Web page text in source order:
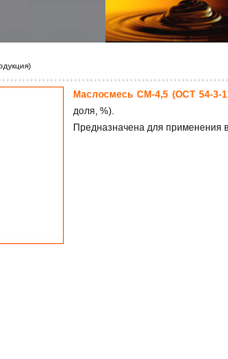
Маслосмесь СМ-4,5 (ОСТ 54-3-
доля, %).
Предназначена для применения